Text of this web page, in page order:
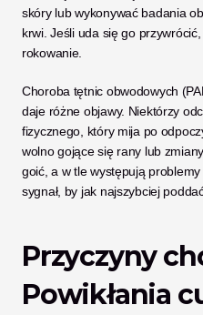
skóry lub wykonywać badania
krwi. Jeśli uda się go
rokowanie.
Choroba tętnic obwodowych
daje różne objawy. Niektórzy
fizycznego, który mija po
wolno gojące się rany lub
goić, a w tle występują
sygnał, by jak najszybciej
Przyczyny
Powikłania